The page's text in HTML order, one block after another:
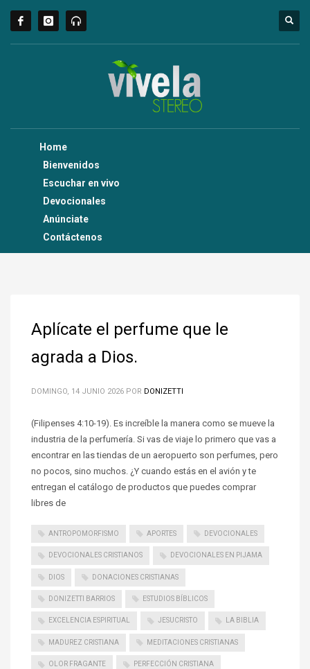
Home
Bienvenidos
Escuchar en vivo
Devocionales
Anúnciate
Contáctenos
Aplícate el perfume que le
agrada a Dios.
DOMINGO, 14 JUNIO 2026 POR DONIZETTI
(Filipenses 4:10-19). Es increíble la manera como se mueve la
industria de la perfumería. Si vas de viaje lo primero que vas a
encontrar en las tiendas de un aeropuerto son perfumes, pero
no pocos, sino muchos. ¿Y cuando estás en el avión y te
entregan el catálogo de productos que puedes comprar
libres de
ANTROPOMORFISMO APORTES DEVOCIONALES
DEVOCIONALES CRISTIANOS DEVOCIONALES EN PIJAMA
DIOS DONACIONES CRISTIANAS
DONIZETTI BARRIOS ESTUDIOS BÍBLICOS
EXCELENCIA ESPIRITUAL JESUCRISTO LA BIBLIA
MADUREZ CRISTIANA MEDITACIONES CRISTIANAS
OLOR FRAGANTE PERFECCIÓN CRISTIANA